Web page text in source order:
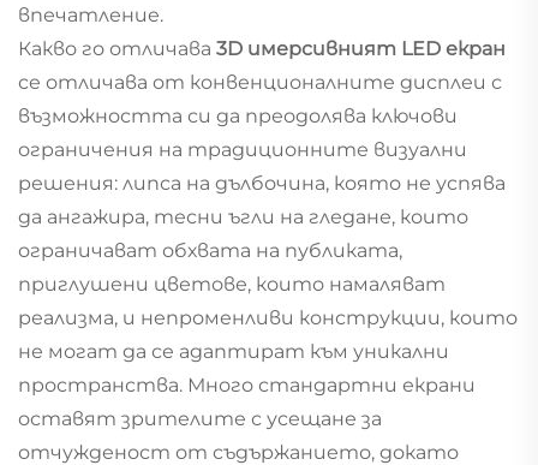
впечатление.
Какво го отличава 3D имерсивният LED екран
се отличава от конвенционалните дисплеи с
възможността си да преодолява ключови
ограничения на традиционните визуални
решения: липса на дълбочина, която не успява
да ангажира, тесни ъгли на гледане, които
ограничават обхвата на публиката,
приглушени цветове, които намаляват
реализма, и непроменливи конструкции, които
не могат да се адаптират към уникални
пространства. Много стандартни екрани
оставят зрителите с усещане за
отчужденост от съдържанието, докато